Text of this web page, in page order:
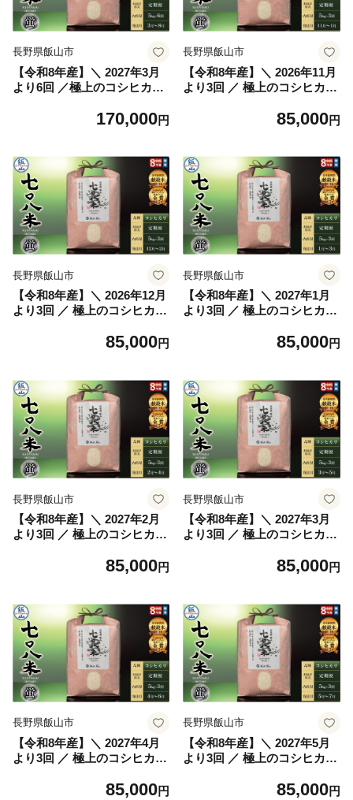
長野県飯山市
【令和8年産】＼ 2027年3月
より6回 ／極上のコシヒカリ
【蛍】定期便 5kg×6回 (By-0
170,000円
長野県飯山市
【令和8年産】＼ 2026年11月
より3回 ／ 極上のコシヒカリ
【蛍】定期便 5kg×3回 (By-0
85,000円
長野県飯山市
【令和8年産】＼ 2026年12月
より3回 ／ 極上のコシヒカリ
【蛍】定期便 5kg×3回 (By-0
85,000円
長野県飯山市
【令和8年産】＼ 2027年1月
より3回 ／ 極上のコシヒカリ
【蛍】定期便 5kg×3回 (By-0
85,000円
長野県飯山市
【令和8年産】＼ 2027年2月
より3回 ／ 極上のコシヒカリ
【蛍】定期便 5kg×3回 (By-0
85,000円
長野県飯山市
【令和8年産】＼ 2027年3月
より3回 ／ 極上のコシヒカリ
【蛍】定期便 5kg×3回 (By-0
85,000円
長野県飯山市
【令和8年産】＼ 2027年4月
より3回 ／ 極上のコシヒカリ
【蛍】定期便 5kg×3回 (By-0
85,000円
長野県飯山市
【令和8年産】＼ 2027年5月
より3回 ／ 極上のコシヒカリ
【蛍】定期便 5kg×3回 (By-0
85,000円